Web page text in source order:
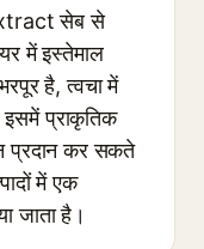
सेब से
में इस्तेमाल
है, त्वचा में
प्राकृतिक
प्रदान कर सकते
में एक
जाता है।